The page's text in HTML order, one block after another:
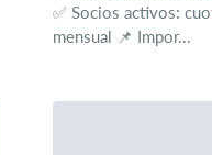
✅ Socios activos:
mensual 📌 Impor...